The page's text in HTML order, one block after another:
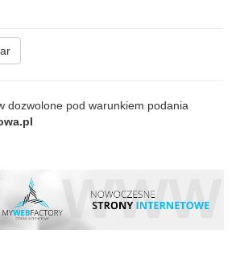
dozwolone pod warunkiem podania